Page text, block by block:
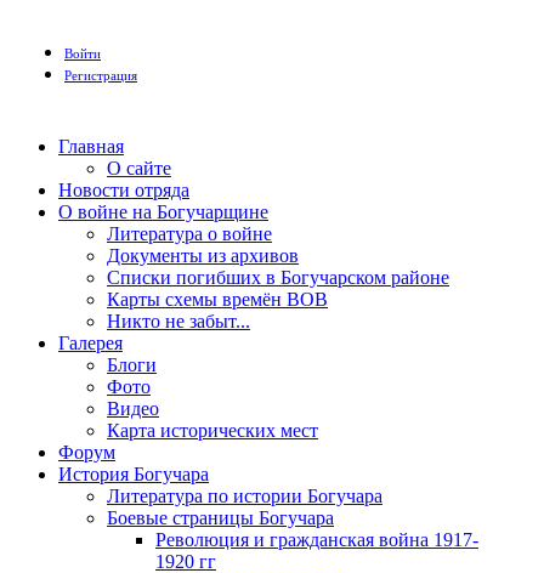
Войти
Регистрация
Главная
О сайте
Новости отряда
О войне на Богучарщине
Литература о войне
Документы из архивов
Списки погибших в Богучарском районе
Карты схемы времён ВОВ
Никто не забыт...
Галерея
Блоги
Фото
Видео
Карта исторических мест
Форум
История Богучара
Литература по истории Богучара
Боевые страницы Богучара
Революция и гражданская война 1917-
1920 гг